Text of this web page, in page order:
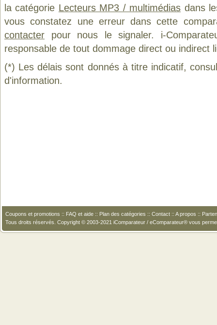
la catégorie Lecteurs MP3 / multimédias dans
vous constatez une erreur dans cette
contacter pour nous le signaler. i-
responsable de tout dommage direct ou indirect
(*) Les délais sont donnés à titre indicatif,
d'information.
Coupons et promotions :: FAQ et aide :: Plan des catégories :: Contact :: A propos ::
Tous droits réservés. Copyright © 2003-2021 iComparateur / eComparateur® vous